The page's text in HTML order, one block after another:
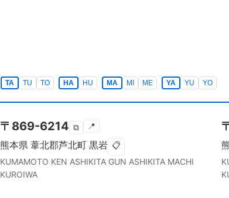
TA TU TO HA HU MA MI ME YA YU YO
〒 869-6214 ⧉ 📍
熊本県 葦北郡芦北町 黒岩 📋
KUMAMOTO KEN ASHIKITA GUN ASHIKITA MACHI
KUROIWA